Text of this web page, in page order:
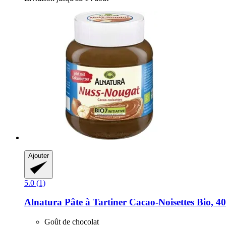
Ajouter
5.0 (1)
Alnatura Pâte à Tartiner Cacao-​Noisettes Bio,
Goût de chocolat